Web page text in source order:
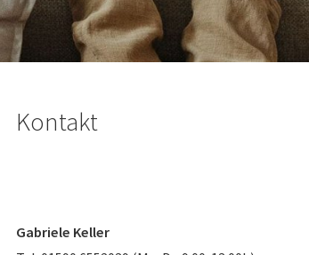
Kontakt
Gabriele Keller